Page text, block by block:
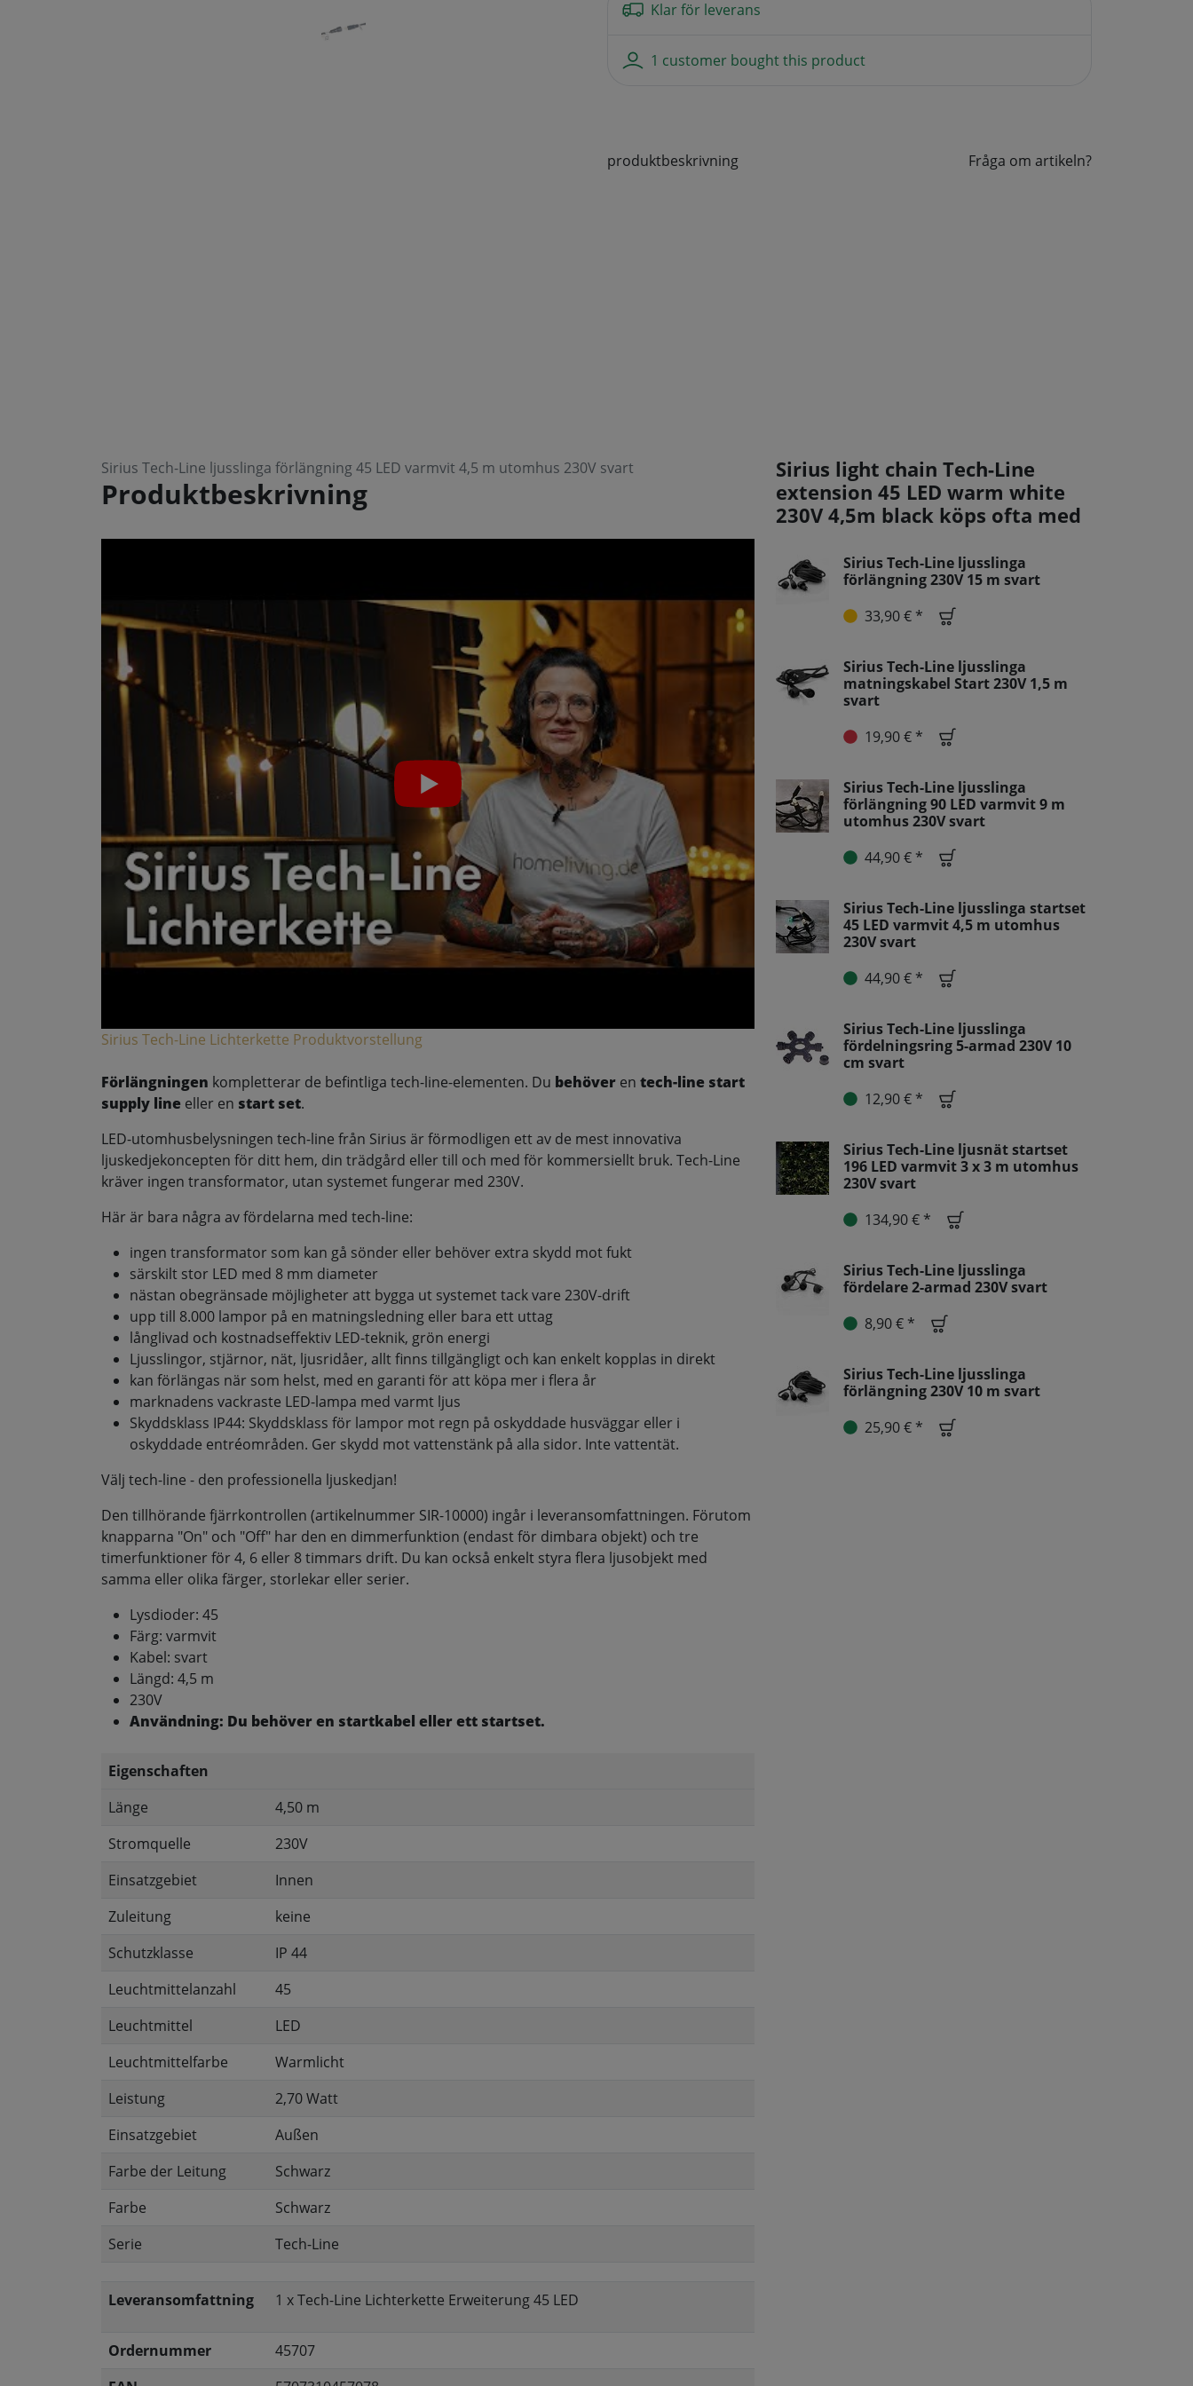
Klar för leverans
1 customer bought this product
produktbeskrivning Fråga om artikeln?
Sirius Tech-Line ljusslinga förlängning 45 LED varmvit 4,5 m utomhus 230V svart
Produktbeskrivning
Sirius Tech-Line Lichterkette Produktvorstellung
Förlängningen kompletterar de befintliga tech-line-elementen. Du behöver en tech-line start
supply line eller en start set.
LED-utomhusbelysningen tech-line från Sirius är förmodligen ett av de mest innovativa
ljuskedjekoncepten för ditt hem, din trädgård eller till och med för kommersiellt bruk. Tech-Line
kräver ingen transformator, utan systemet fungerar med 230V.
Här är bara några av fördelarna med tech-line:
ingen transformator som kan gå sönder eller behöver extra skydd mot fukt
särskilt stor LED med 8 mm diameter
nästan obegränsade möjligheter att bygga ut systemet tack vare 230V-drift
upp till 8.000 lampor på en matningsledning eller bara ett uttag
långlivad och kostnadseffektiv LED-teknik, grön energi
Ljusslingor, stjärnor, nät, ljusridåer, allt finns tillgängligt och kan enkelt kopplas in direkt
kan förlängas när som helst, med en garanti för att köpa mer i flera år
marknadens vackraste LED-lampa med varmt ljus
Skyddsklass IP44: Skyddsklass för lampor mot regn på oskyddade husväggar eller i
oskyddade entréområden. Ger skydd mot vattenstänk på alla sidor. Inte vattentät.
Välj tech-line - den professionella ljuskedjan!
Den tillhörande fjärrkontrollen (artikelnummer SIR-10000) ingår i leveransomfattningen. Förutom
knapparna "On" och "Off" har den en dimmerfunktion (endast för dimbara objekt) och tre
timerfunktioner för 4, 6 eller 8 timmars drift. Du kan också enkelt styra flera ljusobjekt med
samma eller olika färger, storlekar eller serier.
Lysdioder: 45
Färg: varmvit
Kabel: svart
Längd: 4,5 m
230V
Användning: Du behöver en startkabel eller ett startset.
Eigenschaften
Länge
4,50 m
Stromquelle
230V
Einsatzgebiet
Innen
Zuleitung
keine
Schutzklasse
IP 44
Leuchtmittelanzahl
45
Leuchtmittel
LED
Leuchtmittelfarbe
Warmlicht
Leistung
2,70 Watt
Einsatzgebiet
Außen
Farbe der Leitung
Schwarz
Farbe
Schwarz
Serie
Tech-Line
Leveransomfattning 1 x Tech-Line Lichterkette Erweiterung 45 LED
Ordernummer
45707
Sirius light chain Tech-Line
extension 45 LED warm white
230V 4,5m black köps ofta med
Sirius Tech-Line ljusslinga
förlängning 230V 15 m svart
33,90 € *
Sirius Tech-Line ljusslinga
matningskabel Start 230V 1,5 m
svart
19,90 € *
Sirius Tech-Line ljusslinga
förlängning 90 LED varmvit 9 m
utomhus 230V svart
44,90 € *
Sirius Tech-Line ljusslinga startset
45 LED varmvit 4,5 m utomhus
230V svart
44,90 € *
Sirius Tech-Line ljusslinga
fördelningsring 5-armad 230V 10
cm svart
12,90 € *
Sirius Tech-Line ljusnät startset
196 LED varmvit 3 x 3 m utomhus
230V svart
134,90 € *
Sirius Tech-Line ljusslinga
fördelare 2-armad 230V svart
8,90 € *
Sirius Tech-Line ljusslinga
förlängning 230V 10 m svart
25,90 € *